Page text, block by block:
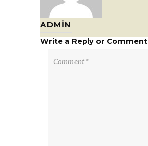
ADMIN
Write a Reply or Comment